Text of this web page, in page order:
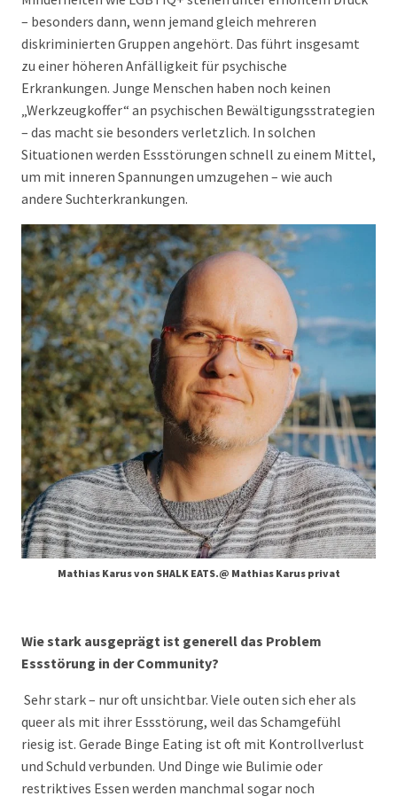
– besonders dann, wenn jemand gleich mehreren
diskriminierten Gruppen angehört. Das führt insgesamt
zu einer höheren Anfälligkeit für psychische
Erkrankungen. Junge Menschen haben noch keinen
„Werkzeugkoffer“ an psychischen Bewältigungsstrategien
– das macht sie besonders verletzlich. In solchen
Situationen werden Essstörungen schnell zu einem Mittel,
um mit inneren Spannungen umzugehen – wie auch
andere Suchterkrankungen.
Mathias Karus von SHALK EATS.@ Mathias Karus privat
Wie stark ausgeprägt ist generell das Problem
Essstörung in der Community?
Sehr stark – nur oft unsichtbar. Viele outen sich eher als
queer als mit ihrer Essstörung, weil das Schamgefühl
riesig ist. Gerade Binge Eating ist oft mit Kontrollverlust
und Schuld verbunden. Und Dinge wie Bulimie oder
restriktives Essen werden manchmal sogar noch